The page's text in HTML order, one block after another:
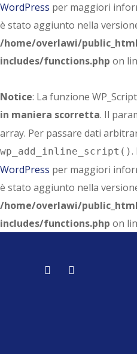
WordPress per maggiori
è stato aggiunto nella
/home/overlawi/
includes/functions.php on
Notice: La funzione
in maniera scorretta. Il
array. Per passare dati
wp_add_inline_script().
WordPress per maggiori
è stato aggiunto nella
/home/overlawi/
includes/functions.php on